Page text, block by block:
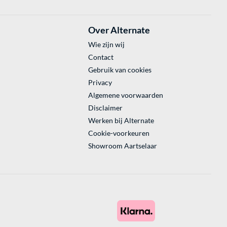
Over Alternate
Wie zijn wij
Contact
Gebruik van cookies
Privacy
Algemene voorwaarden
Disclaimer
Werken bij Alternate
Cookie-voorkeuren
Showroom Aartselaar